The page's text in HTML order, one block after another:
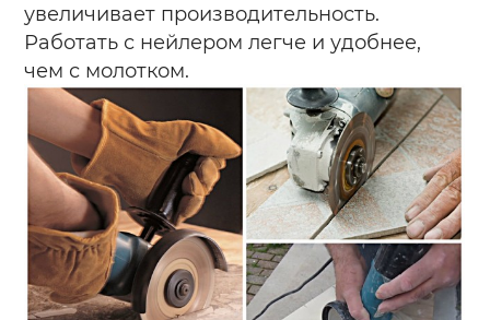
увеличивает производительность.
Работать с нейлером легче и удобнее,
чем с молотком.